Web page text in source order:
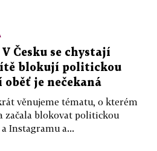
Česku se chystají
blokují politickou
je nečekaná
věnujeme tématu, o kterém
začala blokovat politickou
Instagramu a...